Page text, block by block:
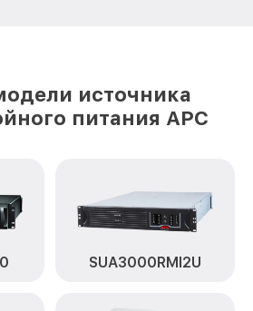
источника
питания APC
SUA3000RMI2U